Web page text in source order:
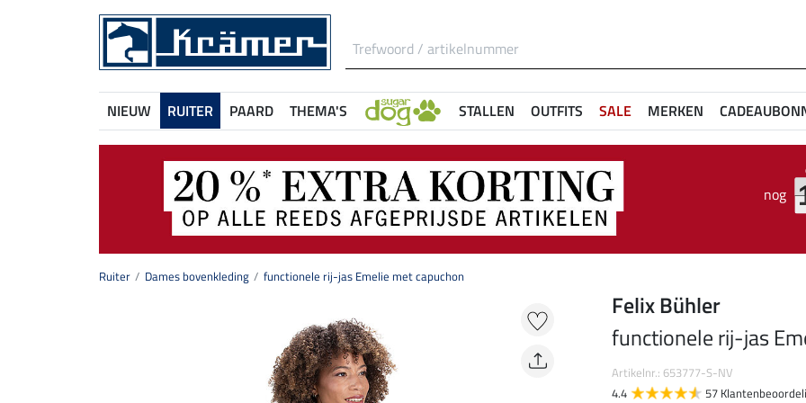
NIEUW RUITER PAARD THEMA'S STALLEN OUTFITS SALE MERKEN
nog
Ruiter Dames bovenkleding functionele rij-jas Emelie met capuchon
Felix Bühler
functionele rij-jas
Artikelnr.: 653777-S-NV
4.4
57